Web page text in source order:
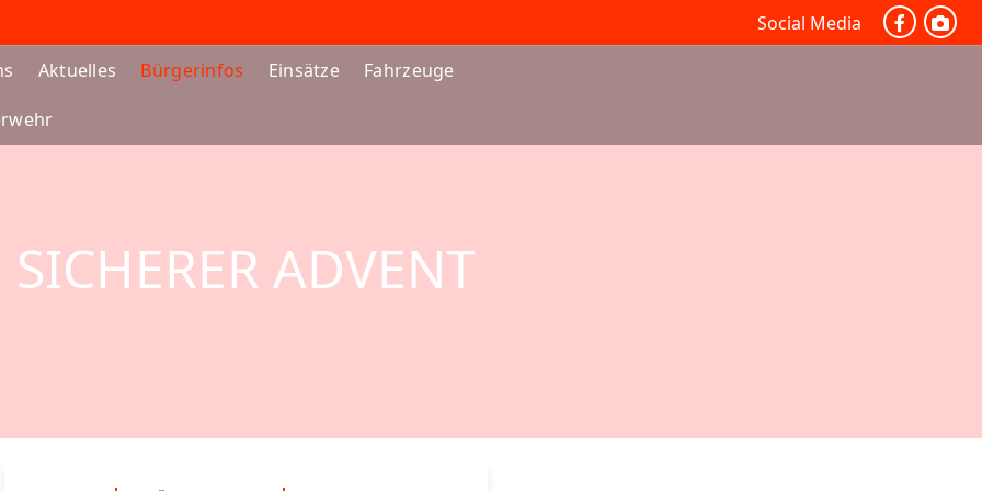
Social Media
Aktuelles Bürgerinfos Einsätze Fahrzeuge
SICHERER ADVENT